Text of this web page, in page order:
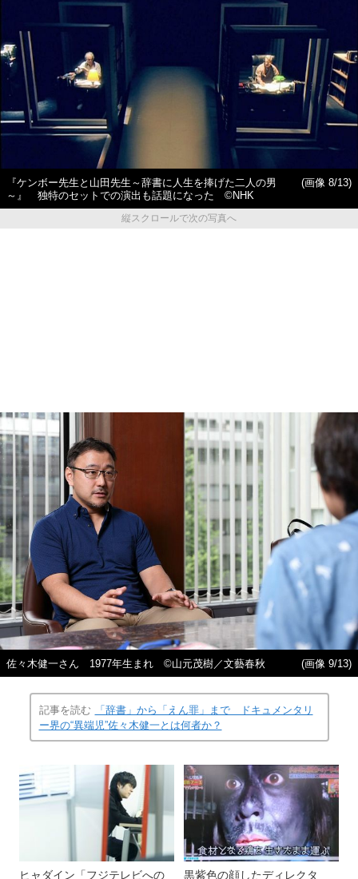
『ケンボー先生と山田先生～辞書に人生を捧げた二人の男
～』 独特のセットでの演出も話題になった ©NHK
(画像 8/13)
縦スクロールで次の写真へ
佐々木健一さん 1977年生まれ ©山元茂樹／文藝春秋 (画像 9/13)
記事を読む
「辞書」から「えん罪」まで ドキュメンタリ
ー界の“異端児”佐々木健一とは何者か？
ヒャダイン「フジテレビへの
黒紫色の顔したディレクタ